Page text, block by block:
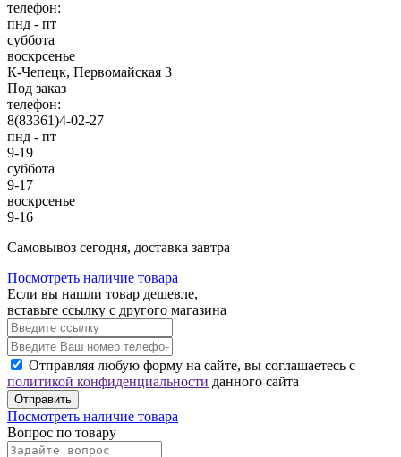
телефон:
пнд - пт
суббота
воскрсенье
К-Чепецк, Первомайская 3
Под заказ
телефон:
8(83361)4-02-27
пнд - пт
9-19
суббота
9-17
воскрсенье
9-16
Cамовывоз сегодня, доставка завтра
Посмотреть наличие товара
Если вы нашли товар дешевле,
вставьте ссылку с другого магазина
Отправляя любую форму на сайте, вы соглашаетесь с
политикой конфиденциальности данного сайта
Отправить
Посмотреть наличие товара
Вопрос по товару